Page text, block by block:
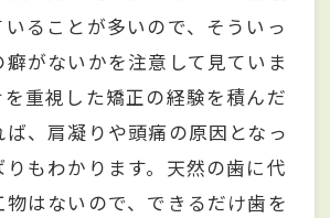
ることが多いので、そういっ
がないかを注意して見ていま
重視した矯正の経験を積んだ
、肩凝りや頭痛の原因となっ
もわかります。天然の歯に代
はないので、できるだけ歯を